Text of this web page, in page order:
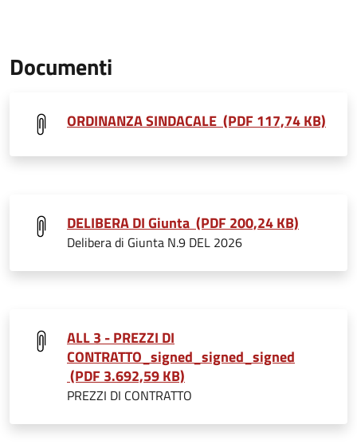
Documenti
ORDINANZA SINDACALE (PDF 117,74 KB)
DELIBERA DI Giunta (PDF 200,24 KB)
Delibera di Giunta N.9 DEL 2026
ALL 3 - PREZZI DI
CONTRATTO_signed_signed_signed
(PDF 3.692,59 KB)
PREZZI DI CONTRATTO